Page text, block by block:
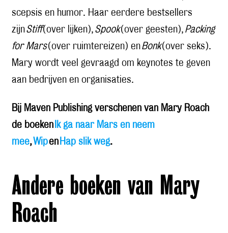
scepsis en humor. Haar eerdere bestsellers
zijnStiff(over lijken), Spook(over geesten), Packing
for Mars(over ruimtereizen) enBonk(over seks).
Mary wordt veel gevraagd om keynotes te geven
aan bedrijven en organisaties.
Bij Maven Publishing verschenen van Mary Roach
de boeken Ik ga naar Mars en neem
mee,Wipen Hap slik weg.
Andere boeken van Mary
Roach